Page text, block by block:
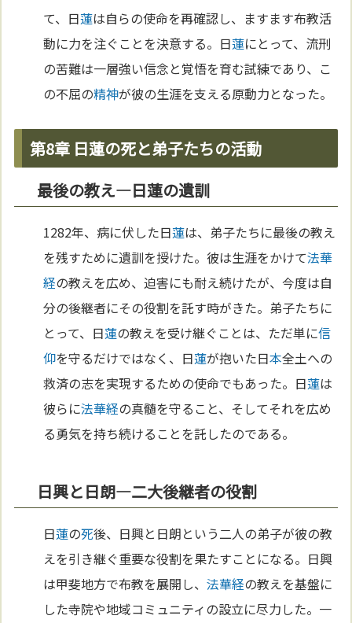
て、日蓮は自らの使命を再確認し、ますます布教活
動に力を注ぐことを決意する。日蓮にとって、流刑
の苦難は一層強い信念と覚悟を育む試練であり、こ
の不屈の精神が彼の生涯を支える原動力となった。
第8章 日蓮の死と弟子たちの活動
最後の教え—日蓮の遺訓
1282年、病に伏した日蓮は、弟子たちに最後の教え
を残すために遺訓を授けた。彼は生涯をかけて法華
経の教えを広め、迫害にも耐え続けたが、今度は自
分の後継者にその役割を託す時がきた。弟子たちに
とって、日蓮の教えを受け継ぐことは、ただ単に信
仰を守るだけではなく、日蓮が抱いた日本全土への
救済の志を実現するための使命でもあった。日蓮は
彼らに法華経の真髄を守ること、そしてそれを広め
る勇気を持ち続けることを託したのである。
日興と日朗—二大後継者の役割
日蓮の死後、日興と日朗という二人の弟子が彼の教
えを引き継ぐ重要な役割を果たすことになる。日興
は甲斐地方で布教を展開し、法華経の教えを基盤に
した寺院や地域コミュニティの設立に尽力した。一